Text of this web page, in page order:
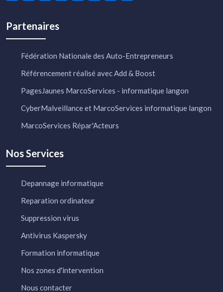
Partenaires
Fédération Nationale des Auto-Entrepreneurs
Référencement réalisé avec Add & Boost
PagesJaunes MarcoServices - informatique langon
CyberMalveillance et MarcoServices informatique langon
MarcoServices Répar'Acteurs
Nos Services
Depannage informatique
Reparation ordinateur
Suppression virus
Antivirus Kaspersky
Formation informatique
Nos zones d'intervention
Nous contacter